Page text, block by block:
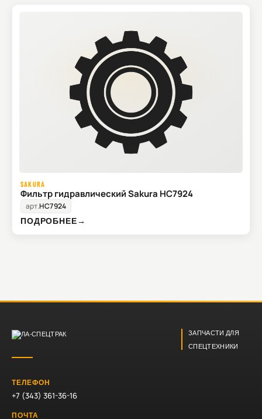
SAKURA
Фильтр гидравлический Sakura HC7924
арт.HC7924
ПОДРОБНЕЕ→
ЗАПЧАСТИ ДЛЯ
СПЕЦТЕХНИКИ
ТЕЛЕФОН
+7 (343) 361-36-16
ПОЧТА